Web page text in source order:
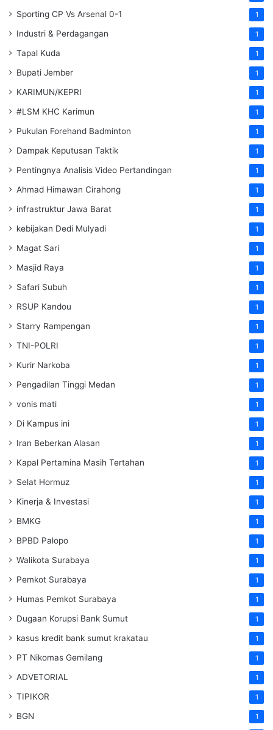
Sporting CP Vs Arsenal 0-1 1
Industri & Perdagangan 1
Tapal Kuda 1
Bupati Jember 1
KARIMUN/KEPRI 1
#LSM KHC Karimun 1
Pukulan Forehand Badminton 1
Dampak Keputusan Taktik 1
Pentingnya Analisis Video Pertandingan 1
Ahmad Himawan Cirahong 1
infrastruktur Jawa Barat 1
kebijakan Dedi Mulyadi 1
Magat Sari 1
Masjid Raya 1
Safari Subuh 1
RSUP Kandou 1
Starry Rampengan 1
TNI-POLRI 1
Kurir Narkoba 1
Pengadilan Tinggi Medan 1
vonis mati 1
Di Kampus ini 1
Iran Beberkan Alasan 1
Kapal Pertamina Masih Tertahan 1
Selat Hormuz 1
Kinerja & Investasi 1
BMKG 1
BPBD Palopo 1
Walikota Surabaya 1
Pemkot Surabaya 1
Humas Pemkot Surabaya 1
Dugaan Korupsi Bank Sumut 1
kasus kredit bank sumut krakatau 1
PT Nikomas Gemilang 1
ADVETORIAL 1
TIPIKOR 1
BGN 1